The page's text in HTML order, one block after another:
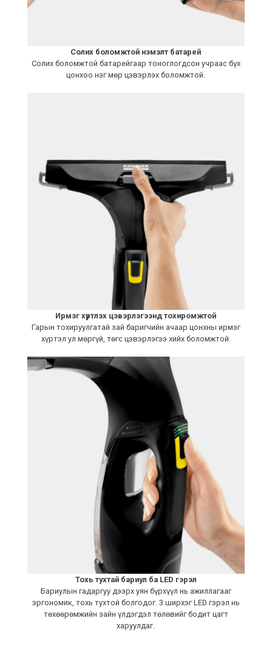
Солих боломжтой нэмэлт батарей
Солих боломжтой батарейгаар тоноглогдсон учраас бүх
цонхоо нэг мөр цэвэрлэх боломжтой.
Ирмэг хүртлэх цэвэрлэгээнд тохиромжтой
Гарын тохируулгатай зай баригчийн ачаар цонхны ирмэг
хүртэл ул мөргүй, төгс цэвэрлэгээ хийх боломжтой.
Тохь тухтай бариул ба LED гэрэл
Бариулын гадаргуу дээрх уян бүрхүүл нь ажиллагааг
эргономик, тохь тухтой болгодог. 3 ширхэг LED гэрэл нь
төхөөрөмжийн зайн үлдэгдэл төлөвийг бодит цагт
харуулдаг.